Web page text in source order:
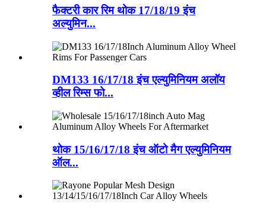
फैक्टरी कार रिम थोक 17/18/19 इंच
अल्युमिन...
DM133 16/17/18 इंच एल्युमिनियम अलॉय
व्हील रिम्स फो...
थोक 15/16/17/18 इंच ऑटो मैग एल्युमिनियम
ऑल...